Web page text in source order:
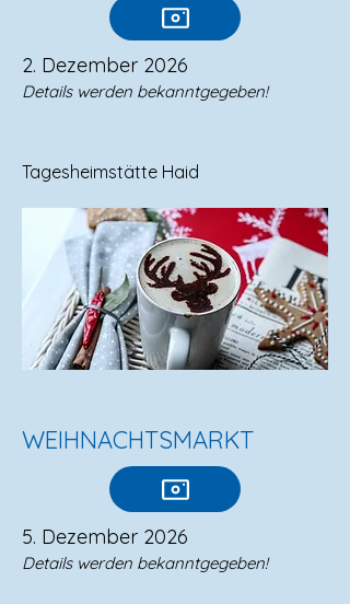
2. Dezember 2026
Details werden bekanntgegeben!
Tagesheimstätte Haid
WEIHNACHTSMARKT
5. Dezember 2026
Details werden bekanntgegeben!